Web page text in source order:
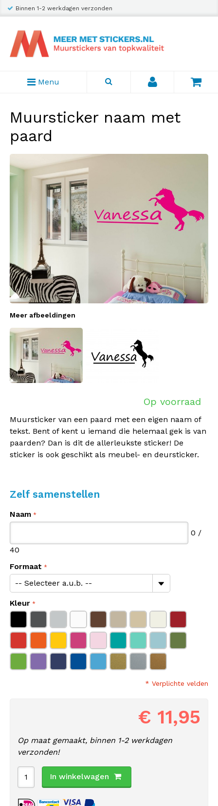
Binnen 1-2 werkdagen verzonden
Menu
Muursticker naam met
paard
Meer afbeeldingen
Op voorraad
Muursticker van een paard met een eigen naam of
tekst. Bent of kent u iemand die helemaal gek is van
paarden? Dan is dit de allerleukste sticker! De
sticker is ook geschikt als meubel- en deursticker.
Zelf samenstellen
Naam
0 /
40
Formaat
Kleur
* Verplichte velden
€ 11,95
Op maat gemaakt, binnen 1-2 werkdagen
verzonden!
In winkelwagen